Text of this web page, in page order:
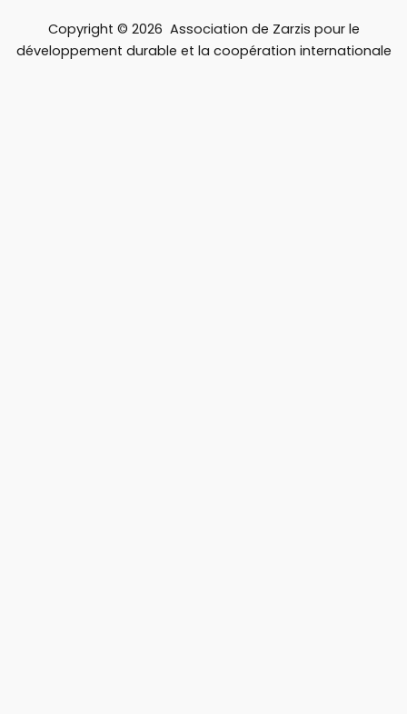
Copyright © 2026 Association de Zarzis pour le
développement durable et la coopération internationale